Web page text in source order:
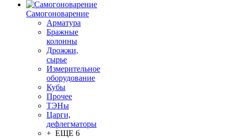
Самогоноварение
Арматура
Бражные
колонны
Дрожжи,
сырье
Измерительное
оборудование
Кубы
Прочее
ТЭНы
Царги,
дефлегматоры
+ ЕЩЕ 6